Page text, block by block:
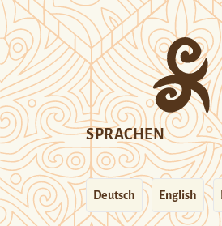
SPRACHEN
Deutsch English